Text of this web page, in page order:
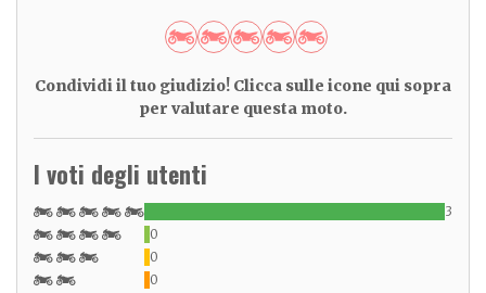
Condividi il tuo giudizio! Clicca sulle icone qui sopra
per valutare questa moto.
I voti degli utenti
3
0
0
0